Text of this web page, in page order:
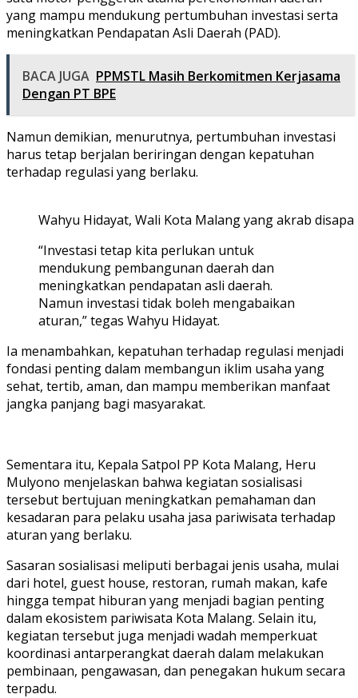
yang mampu mendukung pertumbuhan investasi serta
meningkatkan Pendapatan Asli Daerah (PAD).
BACA JUGA PPMSTL Masih Berkomitmen Kerjasama
Dengan PT BPE
Namun demikian, menurutnya, pertumbuhan investasi
harus tetap berjalan beriringan dengan kepatuhan
terhadap regulasi yang berlaku.
Wahyu Hidayat, Wali Kota Malang yang akrab
“Investasi tetap kita perlukan untuk
mendukung pembangunan daerah dan
meningkatkan pendapatan asli daerah.
Namun investasi tidak boleh mengabaikan
aturan,” tegas Wahyu Hidayat.
Ia menambahkan, kepatuhan terhadap regulasi menjadi
fondasi penting dalam membangun iklim usaha yang
sehat, tertib, aman, dan mampu memberikan manfaat
jangka panjang bagi masyarakat.
Sementara itu, Kepala Satpol PP Kota Malang, Heru
Mulyono menjelaskan bahwa kegiatan sosialisasi
tersebut bertujuan meningkatkan pemahaman dan
kesadaran para pelaku usaha jasa pariwisata terhadap
aturan yang berlaku.
Sasaran sosialisasi meliputi berbagai jenis usaha, mulai
dari hotel, guest house, restoran, rumah makan, kafe
hingga tempat hiburan yang menjadi bagian penting
dalam ekosistem pariwisata Kota Malang. Selain itu,
kegiatan tersebut juga menjadi wadah memperkuat
koordinasi antarperangkat daerah dalam melakukan
pembinaan, pengawasan, dan penegakan hukum secara
terpadu.